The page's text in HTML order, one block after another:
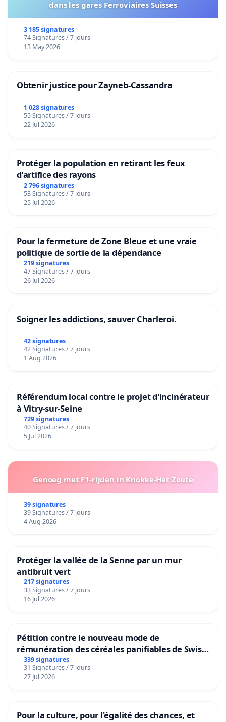
dans les gares Ferroviaires Suisses
3 185 signatures
74 Signatures / 7 jours
13 May 2026
Obtenir justice pour Zayneb-Cassandra
1 028 signatures
55 Signatures / 7 jours
22 Jul 2026
Protéger la population en retirant les feux
d’artifice des rayons
2 796 signatures
53 Signatures / 7 jours
25 Jul 2026
Pour la fermeture de Zone Bleue et une vraie
politique de sortie de la dépendance
219 signatures
47 Signatures / 7 jours
26 Jul 2026
Soigner les addictions, sauver Charleroi.
42 signatures
42 Signatures / 7 jours
1 Aug 2026
Référendum local contre le projet d'incinérateur
à Vitry-sur-Seine
729 signatures
40 Signatures / 7 jours
5 Jul 2026
Genoeg met F1-rijden in Knokke-Het Zoute
39 signatures
39 Signatures / 7 jours
4 Aug 2026
Protéger la vallée de la Senne par un mur
antibruit vert
217 signatures
33 Signatures / 7 jours
16 Jul 2026
Pétition contre le nouveau mode de
rémunération des céréales panifiables de Swiss
granum basé sur la teneur en protéines
339 signatures
31 Signatures / 7 jours
27 Jul 2026
Pour la culture, pour l'égalité des chances, et